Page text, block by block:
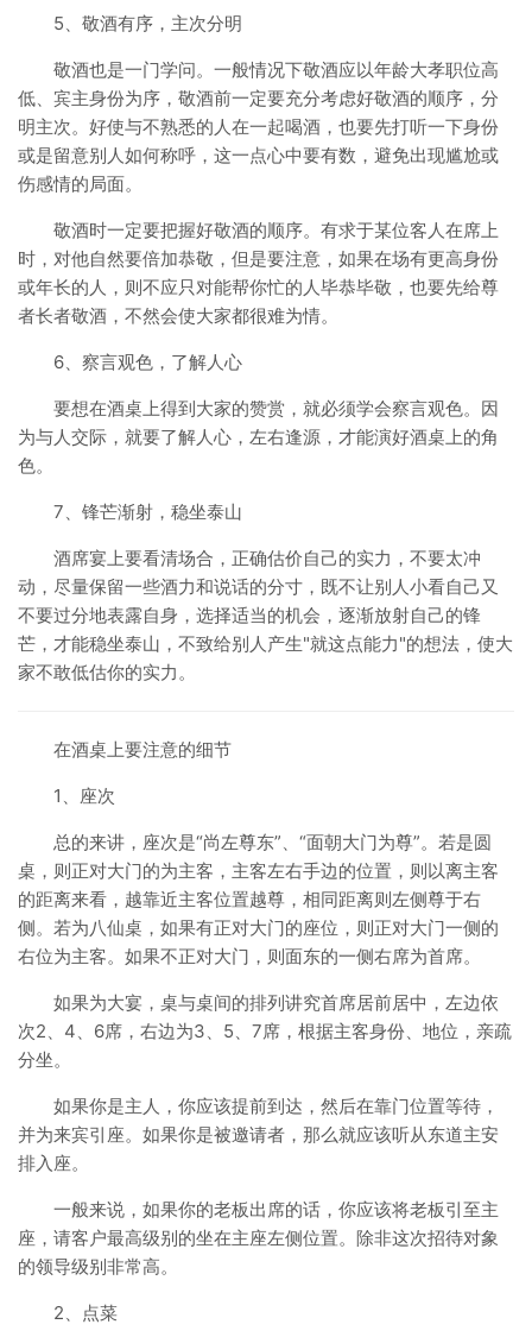
5、敬酒有序，主次分明
敬酒也是一门学问。一般情况下敬酒应以年龄大孝职位高
低、宾主身份为序，敬酒前一定要充分考虑好敬酒的顺序，分
明主次。好使与不熟悉的人在一起喝酒，也要先打听一下身份
或是留意别人如何称呼，这一点心中要有数，避免出现尴尬或
伤感情的局面。
敬酒时一定要把握好敬酒的顺序。有求于某位客人在席上
时，对他自然要倍加恭敬，但是要注意，如果在场有更高身份
或年长的人，则不应只对能帮你忙的人毕恭毕敬，也要先给尊
者长者敬酒，不然会使大家都很难为情。
6、察言观色，了解人心
要想在酒桌上得到大家的赞赏，就必须学会察言观色。因
为与人交际，就要了解人心，左右逢源，才能演好酒桌上的角
色。
7、锋芒渐射，稳坐泰山
酒席宴上要看清场合，正确估价自己的实力，不要太冲
动，尽量保留一些酒力和说话的分寸，既不让别人小看自己又
不要过分地表露自身，选择适当的机会，逐渐放射自己的锋
芒，才能稳坐泰山，不致给别人产生"就这点能力"的想法，使大
家不敢低估你的实力。
在酒桌上要注意的细节
1、座次
总的来讲，座次是“尚左尊东”、“面朝大门为尊”。若是圆
桌，则正对大门的为主客，主客左右手边的位置，则以离主客
的距离来看，越靠近主客位置越尊，相同距离则左侧尊于右
侧。若为八仙桌，如果有正对大门的座位，则正对大门一侧的
右位为主客。如果不正对大门，则面东的一侧右席为首席。
如果为大宴，桌与桌间的排列讲究首席居前居中，左边依
次2、4、6席，右边为3、5、7席，根据主客身份、地位，亲疏
分坐。
如果你是主人，你应该提前到达，然后在靠门位置等待，
并为来宾引座。如果你是被邀请者，那么就应该听从东道主安
排入座。
一般来说，如果你的老板出席的话，你应该将老板引至主
座，请客户最高级别的坐在主座左侧位置。除非这次招待对象
的领导级别非常高。
2、点菜